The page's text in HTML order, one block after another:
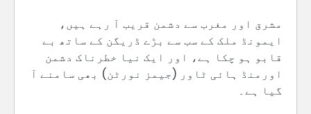
مشرق اور مغرب سے دشمن قریب آ رہے ہیں،
ایمونڈ ملک کے سب سے بڑے ڈریگن کے ساتھ بے
قابو ہو چکا ہے، اور ایک نیا خطرناک دشمن
اورمنڈ ہائی ٹاور (جیمز نورٹن) بھی سامنے آ
گیا ہے۔